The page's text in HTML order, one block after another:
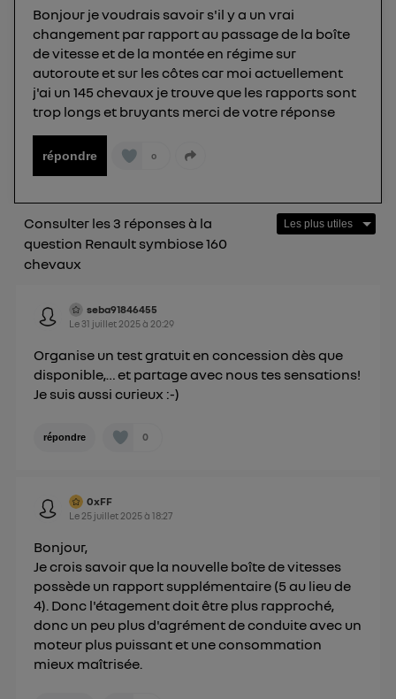
Bonjour je voudrais savoir s'il y a un vrai
changement par rapport au passage de la boîte
de vitesse et de la montée en régime sur
autoroute et sur les côtes car moi actuellement
j'ai un 145 chevaux je trouve que les rapports sont
trop longs et bruyants merci de votre réponse
répondre 0
Consulter les 3 réponses à la
question Renault symbiose 160
chevaux
seba91846455
Le 31 juillet 2025à 20:29
Organise un test gratuit en concession dès que
disponible,… et partage avec nous tes sensations!
Je suis aussi curieux :-)
répondre 0
0xFF
Le 25 juillet 2025à18:27
Bonjour,
Je crois savoir que la nouvelle boîte de vitesses
possède un rapport supplémentaire (5 au lieu de
4). Donc l'étagement doit être plus rapproché,
donc un peu plus d'agrément de conduite avec un
moteur plus puissant et une consommation
mieux maîtrisée.
protection de vos données personnelles en vous
offrant choix et contrôle.
Elle utilise un identifiant créé par votre opérateur
télécom basé sur votre adresse IP et une référence
de votre contrat internet (ex : votre numéro de
téléphone).
L'identifiant est associé à votre connexion
internet. Ainsi, toutes les personnes utilisant la
même connexion et ayant consenties se verront
attribuer le même identifiant. En général :
Pour uneconnexion foyer(ex : Wi-Fi), la personnalisation sera basée
sur la navigation des membres du foyer ayant consentis.
Pour une connexion mobile, la personnalisation sera basée
uniquement sur la navigation de l'utilisateur du mobile.
consentement surle portail d’Utiq
") ou via la page « gérer Utiq » en bas de ce site.
Pour plus d'informations, veuillez consulter la
Politique d'information sur les données
personnelles d'Utiq